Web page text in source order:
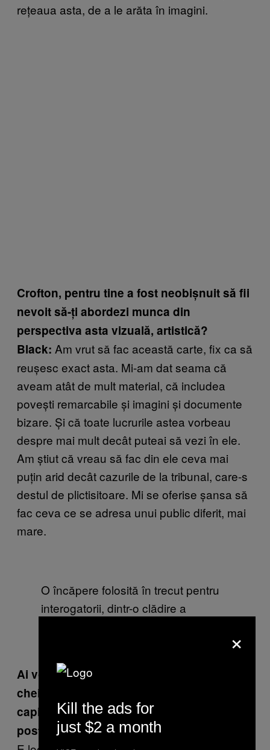
rețeaua asta, de a le arăta în imagini.
Crofton, pentru tine a fost neobișnuit să fii
nevoit să-ți abordezi munca din
perspectiva asta vizuală, artistică?
Black: Am vrut să fac această carte, fix ca să
reușesc exact asta. Mi-am dat seama că
aveam atât de mult material, că includea
povești remarcabile și imagini și documente
bizare. Și că toate lucrurile astea vorbeau
despre mai mult decât puteai să vezi în ele.
Am știut că vreau să fac din ele ceva mai
puțin arid decât cazurile de la tribunal, care-s
destul de plictisitoare. Mi se oferise șansa să
fac ceva ce se adresa unui public diferit, mai
mare.
O încăpere folosită în trecut pentru
interogatorii, dintr-o clădire a
Ai vorbit despre locul din Lituania. E locul
cheie din carte și tot reapare, de la un
capitol la altul. De ce ai ales locul ăsta pe
post de fir narativ care să lege cartea?
×
Kill the ads for
just $2 a month